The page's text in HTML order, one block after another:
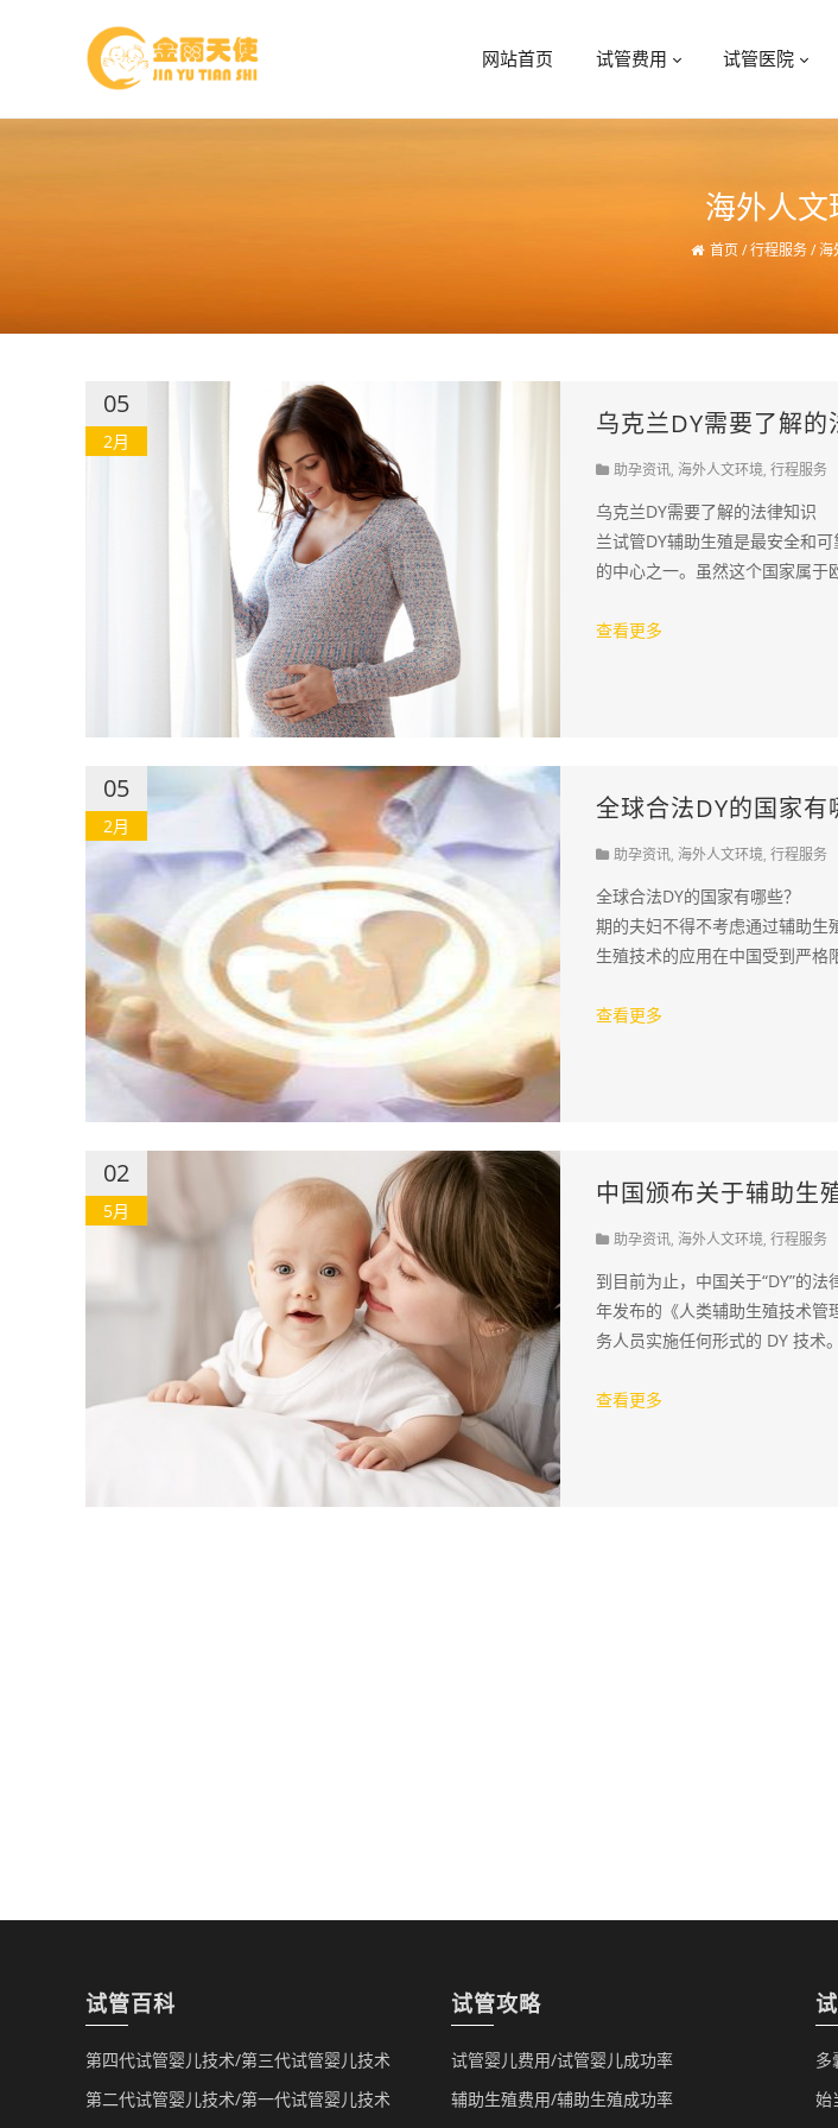
网站首页 试管费用 试管医院
海外人文
首页/行程服务/海
05
2月
乌克兰DY需要了解的
助孕资讯, 海外人文环境, 行程服务
乌克兰DY需要了解的法律知
兰试管DY辅助生殖是最安全
的中心之一。虽然这个国家属
查看更多
05
2月
全球合法DY的国家有
助孕资讯, 海外人文环境, 行程服务
全球合法DY的国家有哪些？
期的夫妇不得不考虑通过辅助生
生殖技术的应用在中国受到严格
查看更多
02
5月
中国颁布关于辅助生
助孕资讯, 海外人文环境, 行程服务
到目前为止，中国关于“DY”的
年发布的《人类辅助生殖技术管
务人员实施任何形式的 DY 技术
查看更多
试管百科
第四代试管婴儿技术/第三代试管婴儿技术
第二代试管婴儿技术/第一代试管婴儿技术
试管攻略
试管婴儿费用/试管婴儿成功率
辅助生殖费用/辅助生殖成功率
多
始